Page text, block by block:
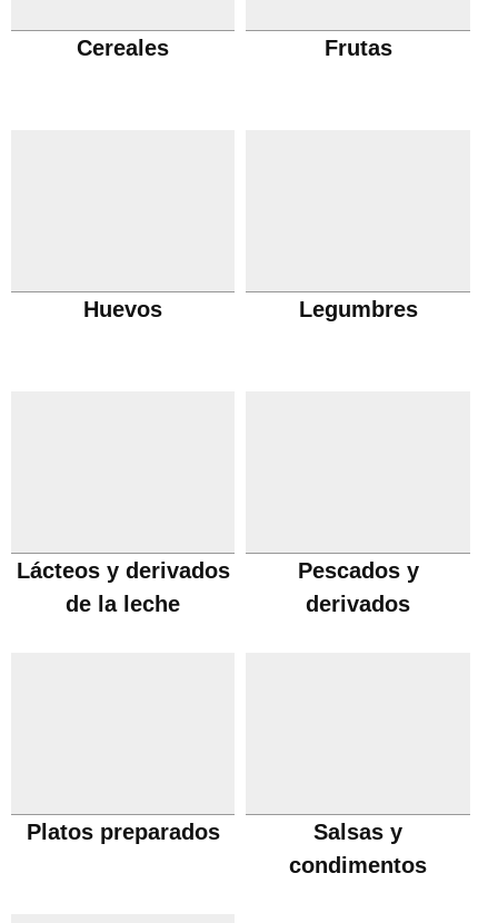
Cereales Frutas
Huevos Legumbres
Lácteos y derivados
de la leche
Pescados y
derivados
Platos preparados
Salsas y
condimentos